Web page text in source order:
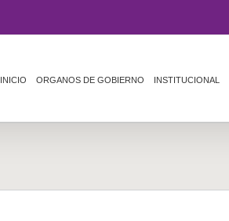
INICIO ORGANOS DE GOBIERNO INSTITUCIONAL